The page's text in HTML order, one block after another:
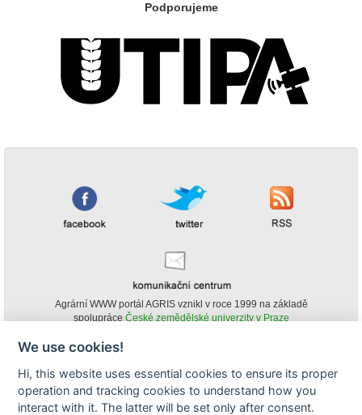
Podporujeme
Agrární WWW portál AGRIS vznikl v roce 1999 na základě
spolupráce České zemědělské univerzity v Praze
obsahu agrárního WWW portálu AGRIS je možné
(pokud není uvedeno jinak) pouze za podmínky uvedení zdroje v podobě
www.agris.cz a data publikace v AGRISu.
We use cookies!
Hi, this website uses essential cookies to ensure its proper
operation and tracking cookies to understand how you
interact with it. The latter will be set only after consent.